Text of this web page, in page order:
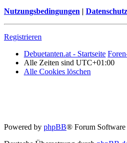
Nutzungsbedingungen |
Registrieren
Debuetanten.at - Startseite
Alle Zeiten sind UTC+01:00
Alle Cookies löschen
Powered by phpBB® Forum